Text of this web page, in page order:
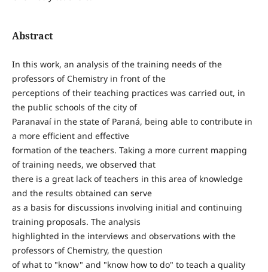
Abstract
In this work, an analysis of the training needs of the
professors of Chemistry in front of the
perceptions of their teaching practices was carried out, in
the public schools of the city of
Paranavaí in the state of Paraná, being able to contribute in
a more efficient and effective
formation of the teachers. Taking a more current mapping
of training needs, we observed that
there is a great lack of teachers in this area of knowledge
and the results obtained can serve
as a basis for discussions involving initial and continuing
training proposals. The analysis
highlighted in the interviews and observations with the
professors of Chemistry, the question
of what to "know" and "know how to do" to teach a quality